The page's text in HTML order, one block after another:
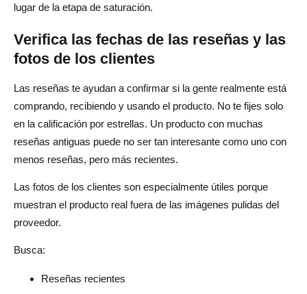
lugar de la etapa de saturación.
Verifica las fechas de las reseñas y las
fotos de los clientes
Las reseñas te ayudan a confirmar si la gente realmente está
comprando, recibiendo y usando el producto. No te fijes solo
en la calificación por estrellas. Un producto con muchas
reseñas antiguas puede no ser tan interesante como uno con
menos reseñas, pero más recientes.
Las fotos de los clientes son especialmente útiles porque
muestran el producto real fuera de las imágenes pulidas del
proveedor.
Busca:
Reseñas recientes